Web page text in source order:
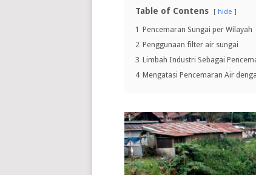
Table of Contens hide
1 Pencemaran Sungai per Wilayah
2 Penggunaan filter air sungai
3 Limbah Industri Sebagai
4 Mengatasi Pencemaran Air